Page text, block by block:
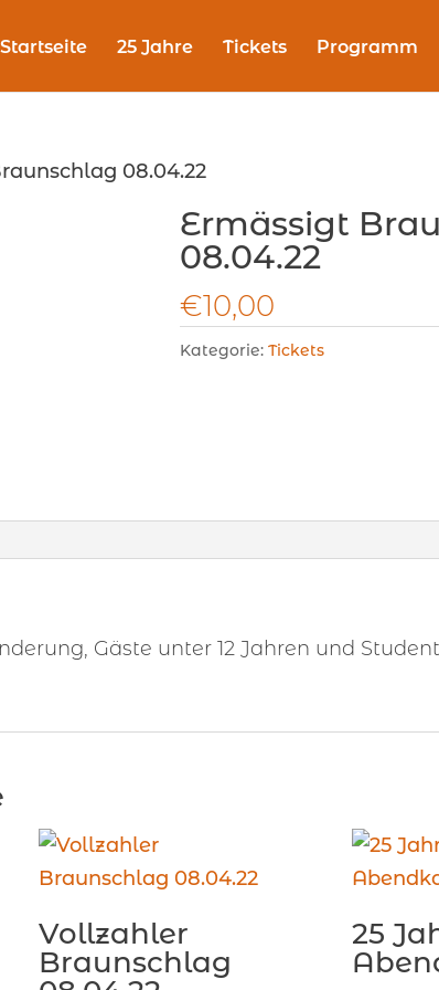
Startseite 25 Jahre Tickets Programm
08.04.22
Ermässigt
08.04.22
€10,00
Kategorie:Tickets
Gäste unter 12 Jahren und
Vollzahler
Braunschlag
25